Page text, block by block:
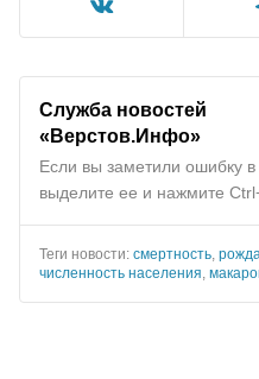
Служба новостей
«Верстов.Инфо»
Если вы заметили ошибку в
выделите ее и нажмите
Теги новости: смертность
численность населения